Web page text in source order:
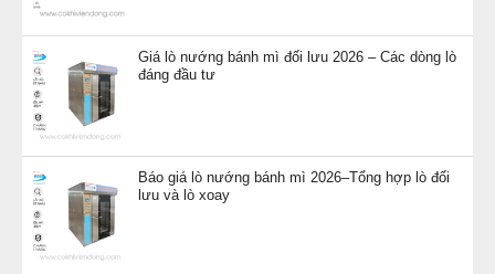
Giá lò nướng bánh mì đối lưu 2026 – Các dòng lò
đáng đầu tư
Báo giá lò nướng bánh mì 2026–Tổng hợp lò đối
lưu và lò xoay